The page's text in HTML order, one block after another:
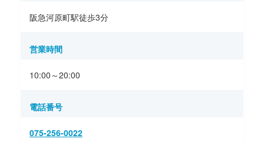
阪急河原町駅徒歩3分
営業時間
10:00～20:00
電話番号
075-256-0022